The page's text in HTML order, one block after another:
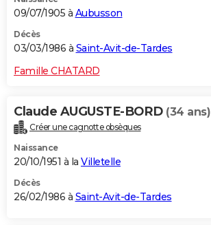
09/07/1905 à Aubusson
Décès
03/03/1986 à Saint-Avit-de-Tardes
Famille CHATARD
Claude AUGUSTE-BORD (34 ans)
Créer une cagnotte obsèques
Naissance
20/10/1951 à la Villetelle
Décès
26/02/1986 à Saint-Avit-de-Tardes